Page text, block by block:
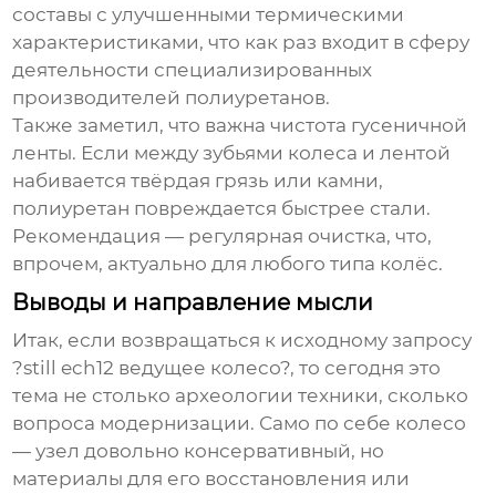
составы с улучшенными термическими
характеристиками, что как раз входит в сферу
деятельности специализированных
производителей полиуретанов.
Также заметил, что важна чистота гусеничной
ленты. Если между зубьями колеса и лентой
набивается твёрдая грязь или камни,
полиуретан повреждается быстрее стали.
Рекомендация — регулярная очистка, что,
впрочем, актуально для любого типа колёс.
Выводы и направление мысли
Итак, если возвращаться к исходному запросу
?still ech12 ведущее колесо?, то сегодня это
тема не столько археологии техники, сколько
вопроса модернизации. Само по себе колесо
— узел довольно консервативный, но
материалы для его восстановления или